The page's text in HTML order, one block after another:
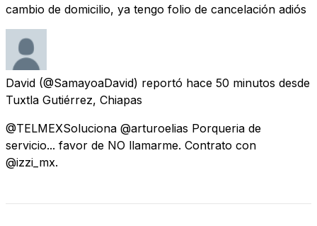
cambio de domicilio, ya tengo folio de cancelación adiós
David (@SamayoaDavid) reportó hace 50 minutos desde
Tuxtla Gutiérrez, Chiapas
@TELMEXSoluciona @arturoelias Porqueria de
servicio... favor de NO llamarme. Contrato con
@izzi_mx.